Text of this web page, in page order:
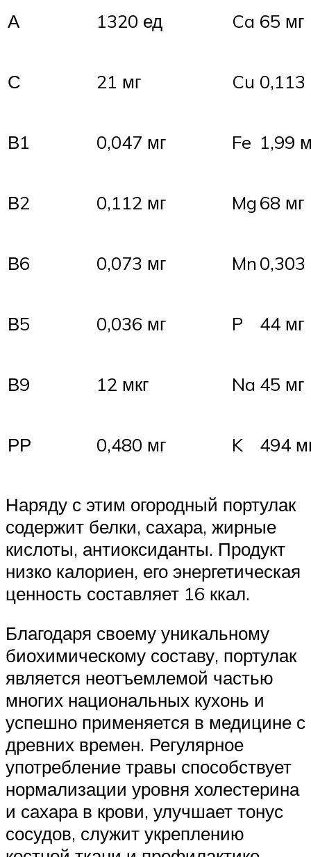
А 1320 ед Ca 65 мг
С 21 мг Cu 0,113
В1 0,047 мг Fe 1,99
В2 0,112 мг Mg68 мг
В6 0,073 мг Mn0,303
В5 0,036 мг P 44 мг
В9 12 мкг Na 45 мг
РР 0,480 мг K 494
Наряду с этим огородный портулак
содержит белки, сахара, жирные
кислоты, антиоксиданты. Продукт
низко калориен, его энергетическая
ценность составляет 16 ккал.
Благодаря своему уникальному
биохимическому составу, портулак
является неотъемлемой частью
многих национальных кухонь и
успешно применяется в медицине с
древних времен. Регулярное
употребление травы способствует
нормализации уровня холестерина
и сахара в крови, улучшает тонус
сосудов, служит укреплению